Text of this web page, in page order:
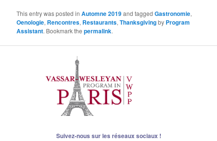
This entry was posted inAutomne 2019and taggedGastronomie,
Oenologie, Rencontres, Restaurants,Thanksgivingby Program
Assistant. Bookmark thepermalink.
Suivez-nous sur les réseaux sociaux !